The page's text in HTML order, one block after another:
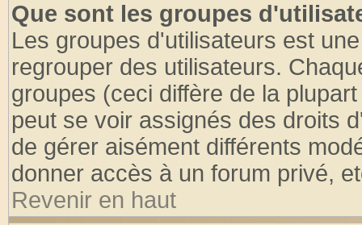
Que sont les groupes
Les groupes d'utilisateurs est
regrouper des utilisateurs.
groupes (ceci diffère de la
peut se voir assignés des droits
de gérer aisément différents
donner accès à un forum privé,
Revenir en haut